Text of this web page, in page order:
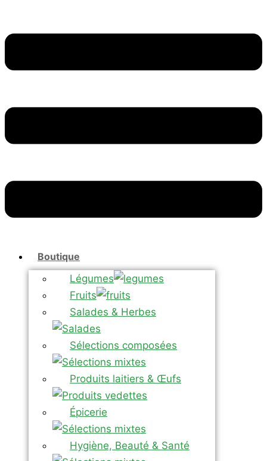
Boutique
Légumes
Fruits
Salades & Herbes
Sélections composées
Produits laitiers & Œufs
Épicerie
Hygiène, Beauté & Santé